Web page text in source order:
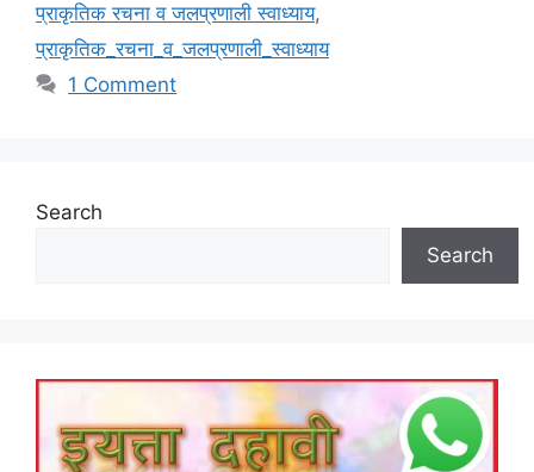
प्राकृतिक रचना व जलप्रणाली स्वाध्याय,
प्राकृतिक_रचना_व_जलप्रणाली_स्वाध्याय
1 Comment
Search
Search